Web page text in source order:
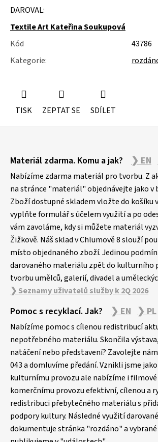
DAROVAL:
Textile Art Kateřina Soukupová
Kód
43786
Kategorie:
TISK ZEPTAT SE SDÍLET
Materiál zdarma. Komu a jak? ❯ EN
Nabízíme zdarma materiál pro tvorbu. Z
na stránce "materiál" objednávejte jako v
Zboží dostupné skladem vložte do košíku
vyplňte formulář s účelem využití a po
vám zavoláme, kdy si můžete materiál
Žižkově. Náš sklad v Chlumově 8 slouží
místo objednaného zboží. Jedinou
darovaného materiálu zpět do kulturního
tvorbu umělců, galerií, divadel a
❯ Seznamy uživatelů služby k 2Q 2026
Pomoc s recyklací. Jak? ❯ EN ❯ PL
Nabízíme pomoc s cílenou redistribucí
nepotřebného materiálu. Skončila
natáčení nebo představení? Zavolejte
043 a domluvíme předání. Vznikli jsme
kulturnímu provozu ale nabízíme i filmové
komerčnímu provozu efektivní, cílenou a
redistribuci přebytečného materiálu s
podpory kultury. Následné využití
dokumentuje stránka "rozdáno" a